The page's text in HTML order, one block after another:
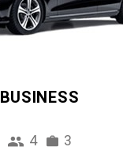
BUSINESS
4 3